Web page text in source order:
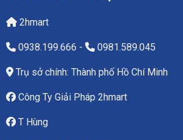
2hmart
0938.199.666 - 0981.589.045
Trụ sở chính: Thành phố Hồ Chí Minh
Công Ty Giải Pháp 2hmart
T Hùng